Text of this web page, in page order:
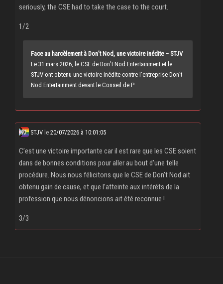
seriously, the CSE had to take the case to the court.
1/2
Face au harcèlement à Don’t Nod, une victoire inédite – STJV
Le 31 mars 2026, le CSE de Don’t Nod Entertainment et le
STJV ont obtenu une victoire inédite contre l’entreprise Don’t
Nod Entertainment devant le Conseil de P
STJV le 20/07/2026 à 10:01:05
C’est une victoire importante car il est rare que les CSE soient
dans de bonnes conditions pour aller au bout d’une telle
procédure. Nous nous félicitons que le CSE de Don’t Nod ait
obtenu gain de cause, et que l’atteinte aux intérêts de la
profession que nous dénoncions ait été reconnue !
3/3